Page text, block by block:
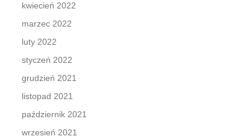
kwiecień 2022
marzec 2022
luty 2022
styczeń 2022
grudzień 2021
listopad 2021
październik 2021
wrzesień 2021